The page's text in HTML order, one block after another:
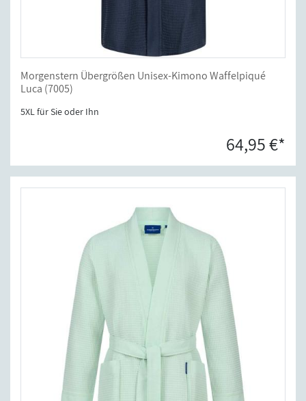
Morgenstern Übergrößen Unisex-Kimono Waffelpiqué
Luca (7005)
5XL für Sie oder Ihn
64,95 €*